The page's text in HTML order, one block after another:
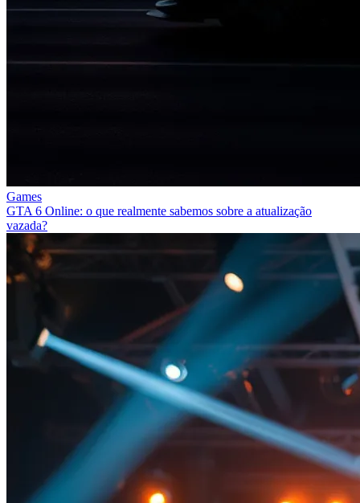
Games
GTA 6 Online: o que realmente sabemos sobre a atualização
vazada?